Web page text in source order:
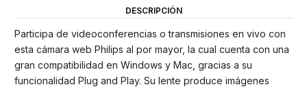
DESCRIPCIÓN
Participa de videoconferencias o transmisiones en vivo con
esta cámara web Philips al por mayor, la cual cuenta con una
gran compatibilidad en Windows y Mac, gracias a su
funcionalidad Plug and Play. Su lente produce imágenes